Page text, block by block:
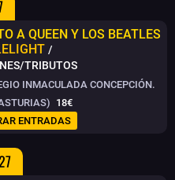
A QUEEN Y LOS BEATLES
/
TRIBUTOS
INMACULADA CONCEPCIÓN.
18€
ENTRADAS